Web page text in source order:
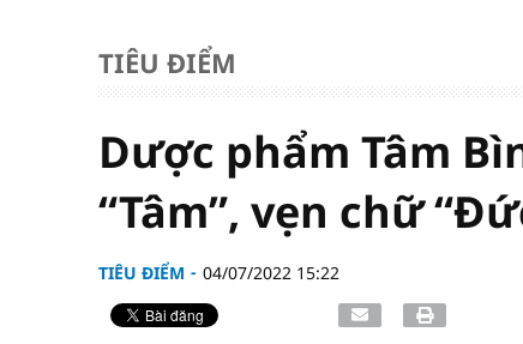
nảy
09:15 Đề
TIÊU ĐIỂM
Dược phẩm Tâm
“Tâm”, vẹn chữ
TIÊU ĐIỂM 04/07/2022 15:22